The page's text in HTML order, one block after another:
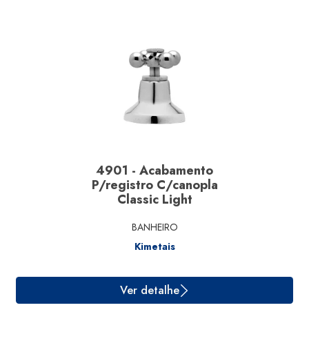
Ver detalhe
4901 - Acabamento
P/registro C/canopla
Classic Light
BANHEIRO
Kimetais